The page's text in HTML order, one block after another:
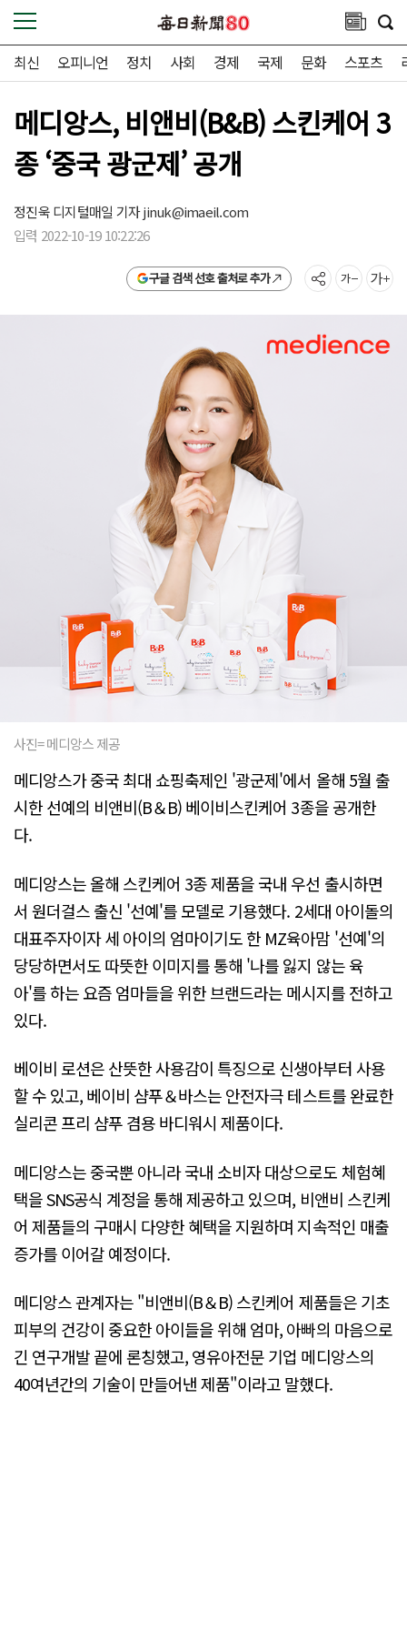
최신 오피니언 정치 사회 경제 국제 문화 스포츠
메디앙스, 비앤비(B&B) 스킨케어 3
종 ‘중국 광군제’ 공개
정진욱 디지털매일 기자jinuk@imaeil.com
입력 2022-10-19 10:22:26
구글 검색 선호 출처로 추가
사진= 메디앙스 제공
메디앙스가 중국 최대 쇼핑축제인 '광군제'에서 올해 5월 출
시한 선예의 비앤비(B＆B) 베이비스킨케어 3종을 공개한
다.
메디앙스는 올해 스킨케어 3종 제품을 국내 우선 출시하면
서 원더걸스 출신 '선예'를 모델로 기용했다. 2세대 아이돌의
대표주자이자 세 아이의 엄마이기도 한 MZ육아맘 '선예'의
당당하면서도 따뜻한 이미지를 통해 '나를 잃지 않는 육
아'를 하는 요즘 엄마들을 위한 브랜드라는 메시지를 전하고
있다.
베이비 로션은 산뜻한 사용감이 특징으로 신생아부터 사용
할 수 있고, 베이비 샴푸＆바스는 안전자극 테스트를 완료한
실리콘 프리 샴푸 겸용 바디워시 제품이다.
메디앙스는 중국뿐 아니라 국내 소비자 대상으로도 체험혜
택을 SNS공식 계정을 통해 제공하고 있으며, 비앤비 스킨케
어 제품들의 구매시 다양한 혜택을 지원하며 지속적인 매출
증가를 이어갈 예정이다.
메디앙스 관계자는 "비앤비(B＆B) 스킨케어 제품들은 기초
피부의 건강이 중요한 아이들을 위해 엄마, 아빠의 마음으로
긴 연구개발 끝에 론칭했고, 영유아전문 기업 메디앙스의
40여년간의 기술이 만들어낸 제품"이라고 말했다.